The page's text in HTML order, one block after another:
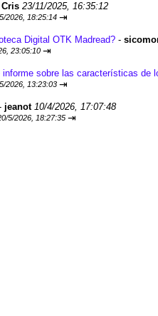
Cris 23/11/2025, 16:35:12
2026, 18:25:14 ⇥
Digital OTK Madread? -
23:05:10 ⇥
informe sobre las características de
2026, 13:23:03 ⇥
jeanot 10/4/2026, 17:07:48
5/2026, 18:27:35 ⇥